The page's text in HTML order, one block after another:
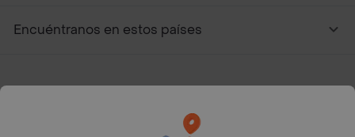
Encuéntranos en estos países
Google play